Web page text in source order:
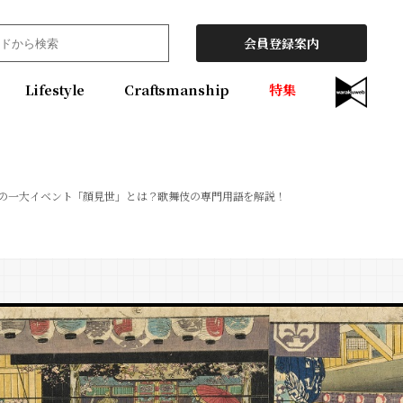
会員登録案内
Lifestyle Craftsmanship 特集
一大イベント「顔見世」とは？歌舞伎の専門用語を解説！